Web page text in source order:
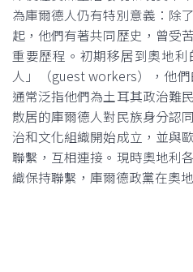
為庫爾德人仍有特別意義：除
起，他們有著共同歷史，曾受
重要歷程。初期移居到奧地
人」（guest workers），他
通常泛指他們為土耳其政治難
散居的庫爾德人對民族身分認
治和文化組織開始成立，並與
聯繫，互相連接。現時奧地利
織保持聯繫，庫爾德政黨在奧